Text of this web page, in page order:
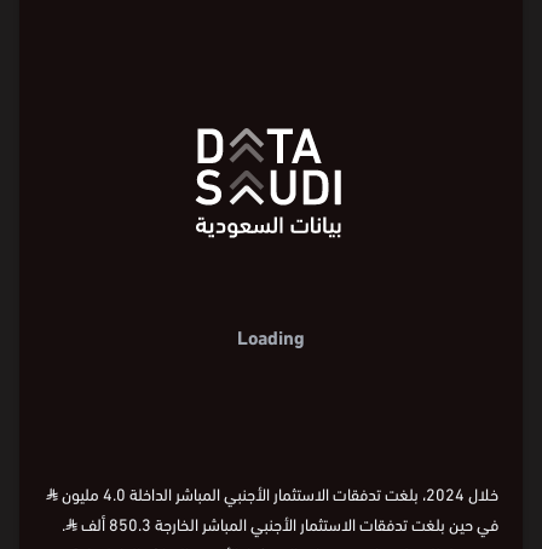
Loading
خلال 2024، بلغت تدفقات الاستثمار الأجنبي المباشر الداخلة 4.0 مليون
⃁
في حين بلغت تدفقات الاستثمار الأجنبي المباشر الخارجة 850.3 ألف
⃁
.